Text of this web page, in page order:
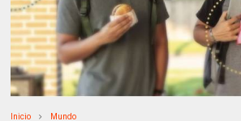
Inicio Mundo